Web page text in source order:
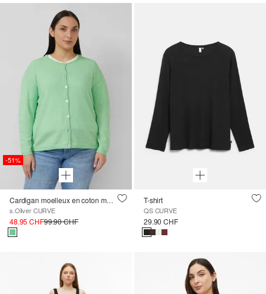
-51%
Cardigan moelleux en coton mélangé
s.Oliver CURVE
48.95 CHF99.90 CHF
T-shirt
QS CURVE
29.90 CHF